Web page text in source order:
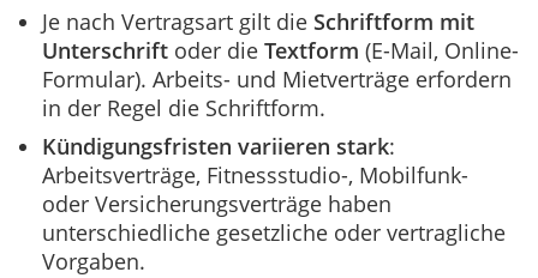
Je nach Vertragsart gilt die Schriftform mit
Unterschrift oder die Textform (E-Mail, Online-
Formular). Arbeits- und Mietverträge erfordern
in der Regel die Schriftform.
Kündigungsfristen variieren stark:
Arbeitsverträge, Fitnessstudio-, Mobilfunk-
oder Versicherungsverträge haben
unterschiedliche gesetzliche oder vertragliche
Vorgaben.